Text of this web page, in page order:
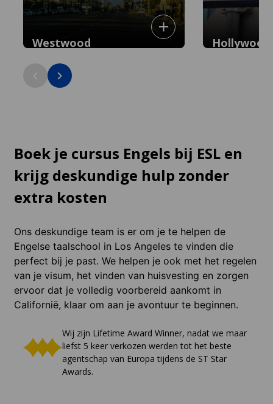
Westwood Hollywood
Boek je cursus Engels bij ESL en
krijg deskundige hulp zonder
extra kosten
Ons deskundige team is er om je te helpen de
Engelse taalschool in Los Angeles te vinden die
perfect bij je past. We helpen je ook met het regelen
van je visum, het vinden van huisvesting en zorgen
ervoor dat je volledig voorbereid aankomt in
Californië, klaar om aan je avontuur te beginnen.
Wij zijn Lifetime Award Winner, nadat we maar
liefst 5 keer verkozen werden tot het beste
agentschap van Europa tijdens de ST Star
Awards.